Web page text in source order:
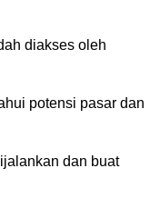
diakses oleh
potensi pasar dan
dan buat